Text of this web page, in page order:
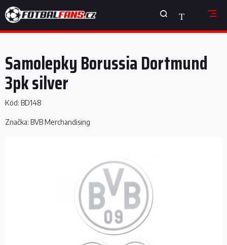
na
obsah
NÁKUPNÍ
KOŠÍK
Samolepky Borussia Dortmund
3pk silver
Kód: BD148
Značka: BVB Merchandising